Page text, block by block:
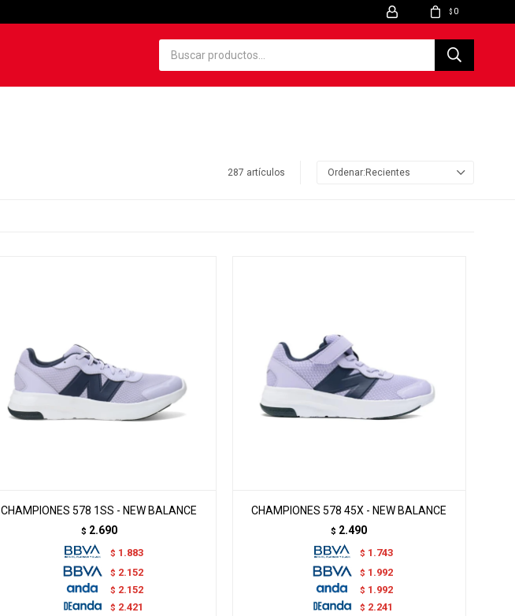
$ 0
287 artículos Recientes
CHAMPIONES 578 1SS - NEW BALANCE
$ 2.690
$ 1.883
$ 2.152
$ 2.152
$ 2.421
CHAMPIONES 578 45X - NEW BALANCE
$ 2.490
$ 1.743
$ 1.992
$ 1.992
$ 2.241